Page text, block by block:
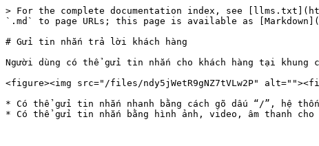
> For the complete documentation index, see
`.md` to page URLs; this page is available as
# Gửi tin nhắn trả lời khách hàng
Người dùng có thể gửi tin nhắn cho khách hàng tại khung
<figure><img src="/files/ndy5jWetR9gNZ7tVLw2P"
* Có thể gửi tin nhắn nhanh bằng cách gõ dấu “/”, hệ